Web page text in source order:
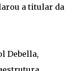
a titular da
Debella,